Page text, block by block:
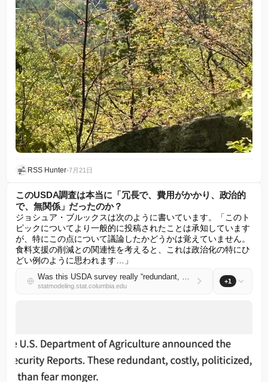
RSS Hunter•7月21日
このUSDA調査は本当に「冗長で、費用がかかり、政治的
で、無関係」だったのか？
ジョシュア・ブルックスは次のように書いています。「このト
ピックについてより一般的に投稿されたことは承知しています
が、特にこの点について議論したかどうかは覚えていません。
食料支援の削減との関連性を考えると、これは政治化の特にひ
どい例のように思われます…」
Was this USDA survey really “redundant, costly, politicized, and extraneous”?
statmodeling.stat.columbia.edu
+1